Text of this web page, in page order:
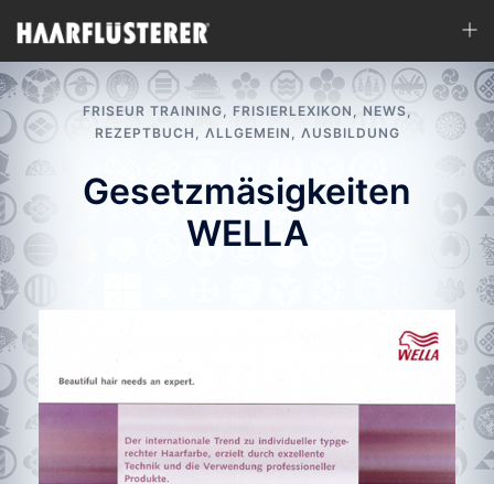
Inhalt
springen
FRISEUR TRAINING, FRISIERLEXIKON , NEWS,
REZEPTBUCH , ΛLLGEMEIN , ΛUSBILDUNG
Gesetzmäsigkeiten
WELLA